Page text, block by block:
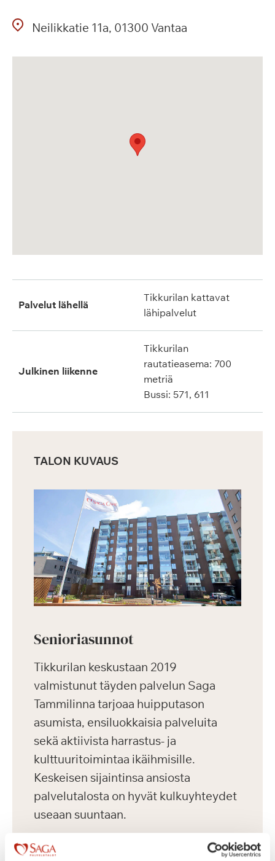
Neilikkatie 11a 01300 Vantaa
Palvelut lähellä
Tikkurilan kattavat
lähipalvelut
Julkinen liikenne
Tikkurilan
rautatieasema: 700
metriä
Bussi: 571, 611
TALON KUVAUS
Senioriasunnot
Tikkurilan keskustaan 2019
valmistunut täyden palvelun Saga
Tammilinna tarjoaa huipputason
asumista, ensiluokkaisia palveluita
sekä aktiivista harrastus- ja
kulttuuritoimintaa ikäihmisille.
Keskeisen sijaintinsa ansiosta
palvelutalosta on hyvät kulkuyhteydet
useaan suuntaan.
Saga Tammilinnassa on yhteensä 129